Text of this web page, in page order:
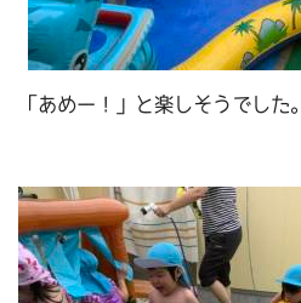
「あめー！」と楽しそうでした。